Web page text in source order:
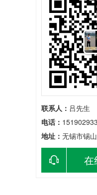
联系人： 吕先生
电话：
地址： 无锡市锡
在